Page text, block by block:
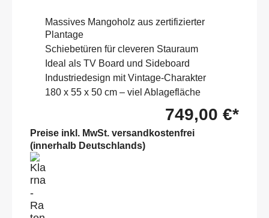
Massives Mangoholz aus zertifizierter
Plantage
Schiebetüren für cleveren Stauraum
Ideal als TV Board und Sideboard
Industriedesign mit Vintage-Charakter
180 x 55 x 50 cm – viel Ablagefläche
749,00 €*
Preise inkl. MwSt. versandkostenfrei
(innerhalb Deutschlands)